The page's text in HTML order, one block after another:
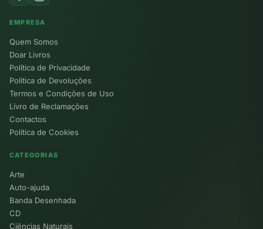
EMPRESA
Quem Somos
Doar Livros
Política de Privacidade
Política de Devoluções
Termos e Condições de Uso
Livro de Reclamações
Contactos
Política de Cookies
CATEGORIAS
Arte
Auto-ajuda
Banda Desenhada
CD
Ciências Naturais